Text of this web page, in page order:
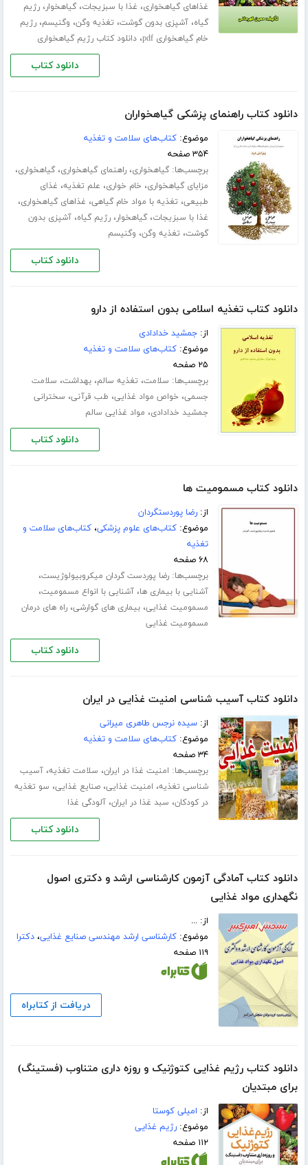
غذاهای گیاهخواری، غذا با سبزیجات،گیاهخوار،رژیم
گیاه،آشپزی بدون گوشت، تغذیه وگن، وگنیسم،رژیم
خام گیاهخواری pdf
،دانلود کتاب رژیم گیاهخواری
دانلود کتاب
دانلود کتاب راهنمای پزشکی گیاهخواران
موضوع:کتاب‌های سلامت و تغذیه
۳۵۴ صفحه
برچسب‌ها:گیاهخواری،راهنمای گیاهخواری،گیاهخواری،
مزایای گیاهخواری، خام خواری، علم تغذیه، غذای
طبیعی، تغذیه با مواد خام گیاهی، غذاهای گیاهخواری،
غذا با سبزیجات،گیاهخوار،رژیم گیاه،آشپزی بدون
گوشت، تغذیه وگن، وگنیسم
دانلود کتاب
دانلود کتاب تغذیه اسلامی بدون استفاده از دارو
از:جمشید خدادادی
موضوع:کتاب‌های سلامت و تغذیه
۲۵ صفحه
برچسب‌ها: سلامت، تغذیه سالم،بهداشت، سلامت
جسمی، خواص مواد غذایی، طب قرآنی، سخترانی
جمشید خدادادی، مواد غذایی سالم
دانلود کتاب
دانلود کتاب مسمومیت ها
از:رضا پوردستگردان
موضوع:کتاب‌های علوم پزشکی،کتاب‌های سلامت و
تغذیه
۶۸ صفحه
برچسب‌ها:رضا پوردست گردان میکروبیولوژیست،
آشنایی با بیماری ها،آشنایی با انواع مسمومیت،
مسمومیت غذایی،بیماری های گوارشی،راه های درمان
مسمومیت غذایی
دانلود کتاب
دانلود کتاب آسیب شناسی امنیت غذایی در ایران
از:سیده نرجس طاهری میرانی
موضوع:کتاب‌های سلامت و تغذیه
۳۴ صفحه
برچسب‌ها: امنیت غذا در ایران، سلامت تغذیه،آسیب
شناسی تغذیه، امنیت غذایی،صنایع غذایی، سو تغذیه
در کودکان، سبد غذا در ایران،آلودگی غذا
دانلود کتاب
دانلود کتاب آمادگی آزمون کارشناسی ارشد و دکتری اصول
نگهداری مواد غذایی
از: ...
موضوع:کارشناسی ارشد مهندسی صنایع غذایی،دکترا
۱۱۹ صفحه
دریافت از کتابراه
دانلود کتاب رژیم غذایی کتوژنیک و روزه داری متناوب (فستینگ)
برای مبتدیان
از: امیلی کوستا
موضوع:رژیم غذایی
۱۱۲ صفحه